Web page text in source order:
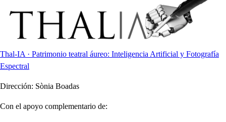
Thal-IA · Patrimonio teatral áureo: Inteligencia Artificial y Fotografía
Espectral
Dirección: Sònia Boadas
Con el apoyo complementario de: